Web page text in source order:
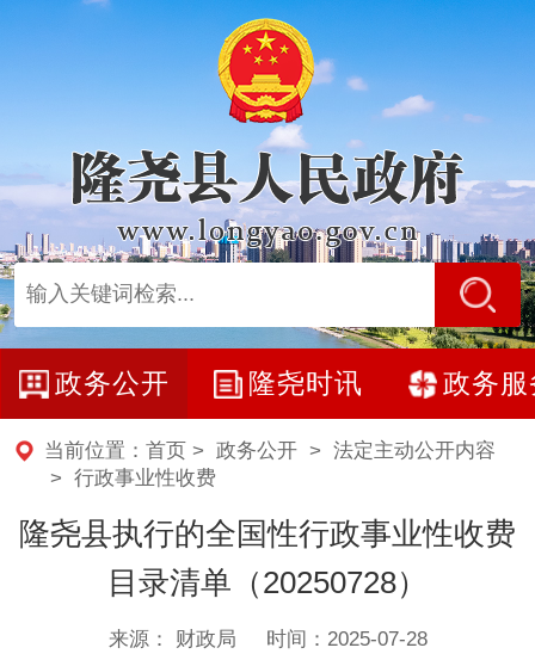
政务公开 隆尧时讯 政务服
当前位置： 首页 > 政务公开> 法定主动公开内容
> 行政事业性收费
隆尧县执行的全国性行政事业性收费
目录清单（20250728）
来源： 财政局 时间：2025-07-28